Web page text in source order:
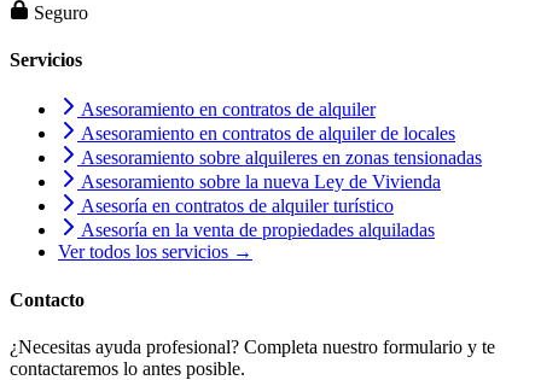
Seguro
Servicios
Asesoramiento en contratos de alquiler
Asesoramiento en contratos de alquiler de locales
Asesoramiento sobre alquileres en zonas tensionadas
Asesoramiento sobre la nueva Ley de Vivienda
Asesoría en contratos de alquiler turístico
Asesoría en la venta de propiedades alquiladas
Ver todos los servicios →
Contacto
¿Necesitas ayuda profesional? Completa nuestro formulario y te
contactaremos lo antes posible.